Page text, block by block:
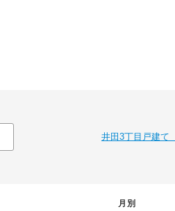
井田3丁目戸建て
月別